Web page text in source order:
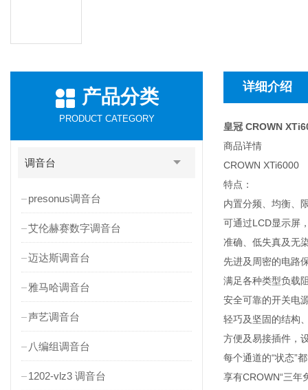
产品分类
PRODUCT CATEGORY
调音台
presonus调音台
艾伦赫赛数字调音台
迈达斯调音台
雅马哈调音台
声艺调音台
八编组调音台
1202-vlz3 调音台
详细介绍
皇冠 CROWN
商品详情
CROWN XTi6000
特点：
内置分频、均衡、
可通过LCD显示屏
准确、低失真及无
先进及周密的电路
满足各种类型负载
安全可靠的开关电
轻巧及坚固的结构
方便及易接插件，
每个通道的“状态”
享有CROWN“三年